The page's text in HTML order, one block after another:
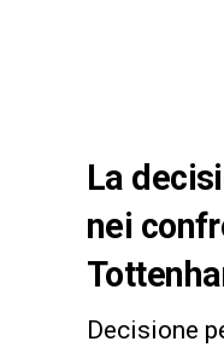
La
nei
Decisione